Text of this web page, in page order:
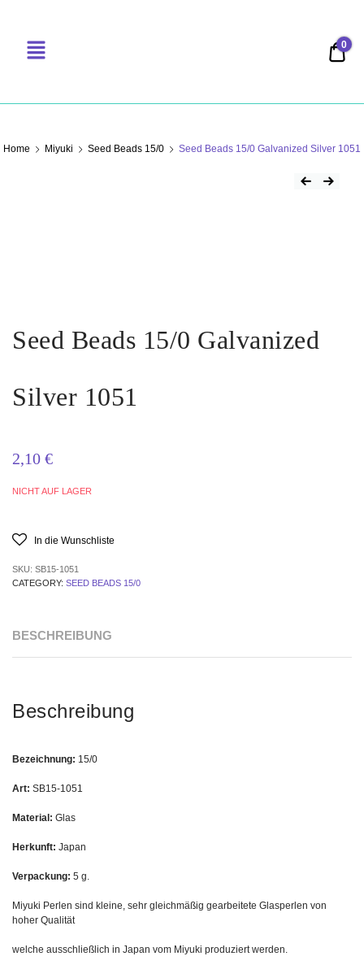
0
Home Miyuki Seed Beads 15/0 Seed Beads 15/0 Galvanized Silver 1051
Seed Beads 15/0 Galvanized
Silver 1051
2,10 €
NICHT AUF LAGER
In die Wunschliste
SKU: SB15-1051
CATEGORY: SEED BEADS 15/0
BESCHREIBUNG
Beschreibung
Bezeichnung: 15/0
Art: SB15-1051
Material: Glas
Herkunft: Japan
Verpackung: 5 g.
Miyuki Perlen sind kleine, sehr gleichmäßig gearbeitete Glasperlen von
hoher Qualität
welche ausschließlich in Japan vom Miyuki produziert werden.